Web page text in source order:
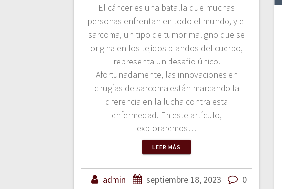
El cáncer es una batalla que muchas
personas enfrentan en todo el mundo, y el
sarcoma, un tipo de tumor maligno que se
origina en los tejidos blandos del cuerpo,
representa un desafío único.
Afortunadamente, las innovaciones en
cirugías de sarcoma están marcando la
diferencia en la lucha contra esta
enfermedad. En este artículo,
exploraremos…
LEER MÁS
admin septiembre 18, 2023 0